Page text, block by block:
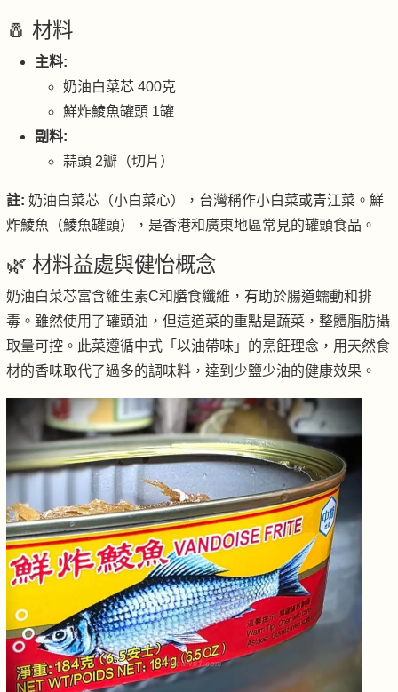
🧂 材料
主料:
奶油白菜芯 400克
鮮炸鯪魚罐頭 1罐
副料:
蒜頭 2瓣（切片）
註: 奶油白菜芯（小白菜心），台灣稱作小白菜或青江菜。鮮
炸鯪魚（鯪魚罐頭），是香港和廣東地區常見的罐頭食品。
🌿 材料益處與健怡概念
奶油白菜芯富含維生素C和膳食纖維，有助於腸道蠕動和排
毒。雖然使用了罐頭油，但這道菜的重點是蔬菜，整體脂肪攝
取量可控。此菜遵循中式「以油帶味」的烹飪理念，用天然食
材的香味取代了過多的調味料，達到少鹽少油的健康效果。